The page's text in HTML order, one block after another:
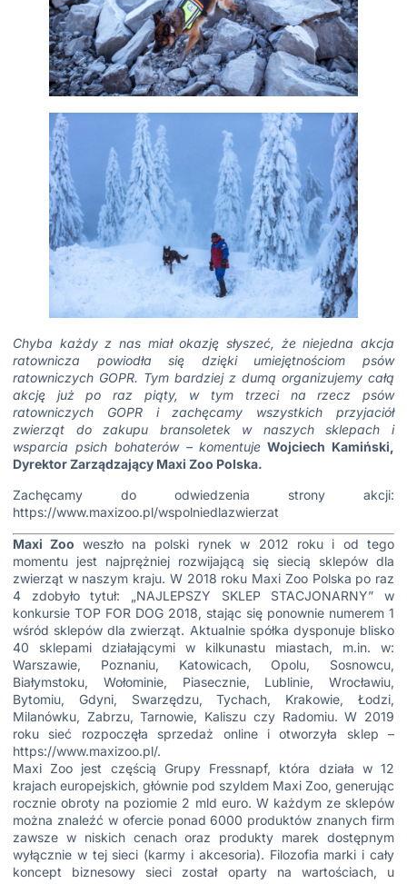
Chyba każdy z nas miał okazję słyszeć, że niejedna akcja
ratownicza powiodła się dzięki umiejętnościom psów
ratowniczych GOPR. Tym bardziej z dumą organizujemy całą
akcję już po raz piąty, w tym trzeci na rzecz psów
ratowniczych GOPR i zachęcamy wszystkich przyjaciół
zwierząt do zakupu bransoletek w naszych sklepach i
wsparcia psich bohaterów – komentuje Wojciech Kamiński,
Dyrektor Zarządzający Maxi Zoo Polska.
Zachęcamy do odwiedzenia strony akcji:
https://www.maxizoo.pl/wspolniedlazwierzat
Maxi Zoo weszło na polski rynek w 2012 roku i od tego
momentu jest najprężniej rozwijającą się siecią sklepów dla
zwierząt w naszym kraju. W 2018 roku Maxi Zoo Polska po raz
4 zdobyło tytuł: „NAJLEPSZY SKLEP STACJONARNY” w
konkursie TOP FOR DOG 2018, stając się ponownie numerem 1
wśród sklepów dla zwierząt. Aktualnie spółka dysponuje blisko
40 sklepami działającymi w kilkunastu miastach, m.in. w:
Warszawie, Poznaniu, Katowicach, Opolu, Sosnowcu,
Białymstoku, Wołominie, Piasecznie, Lublinie, Wrocławiu,
Bytomiu, Gdyni, Swarzędzu, Tychach, Krakowie, Łodzi,
Milanówku, Zabrzu, Tarnowie, Kaliszu czy Radomiu. W 2019
roku sieć rozpoczęła sprzedaż online i otworzyła sklep –
https://www.maxizoo.pl/.
Maxi Zoo jest częścią Grupy Fressnapf, która działa w 12
krajach europejskich, głównie pod szyldem Maxi Zoo, generując
rocznie obroty na poziomie 2 mld euro. W każdym ze sklepów
można znaleźć w ofercie ponad 6000 produktów znanych firm
zawsze w niskich cenach oraz produkty marek dostępnym
wyłącznie w tej sieci (karmy i akcesoria). Filozofia marki i cały
koncept biznesowy sieci został oparty na wartościach, u